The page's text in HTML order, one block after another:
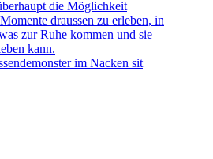
im Nacken sit